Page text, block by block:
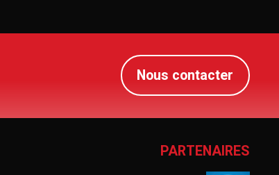
Nous contacter
PARTENAIRES